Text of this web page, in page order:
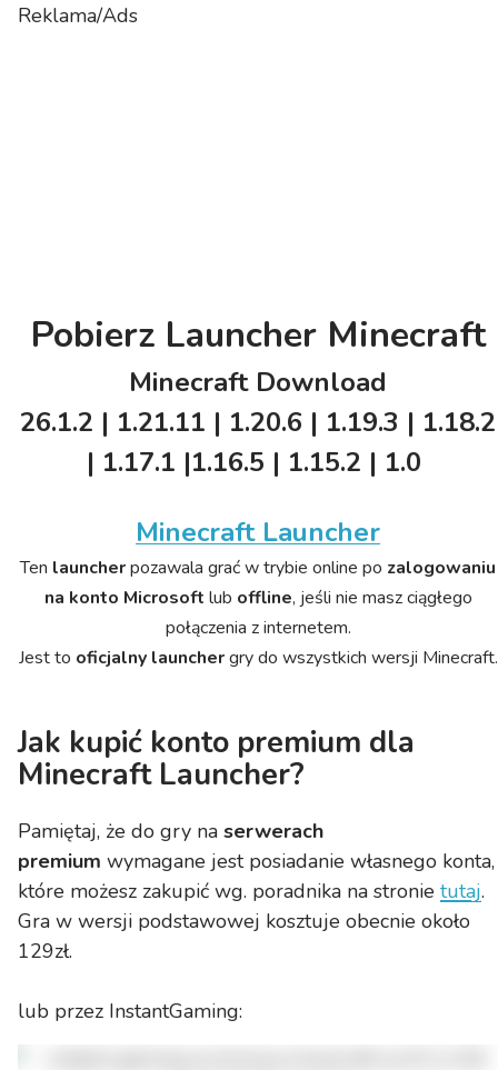
Reklama/Ads
Pobierz Launcher Minecraft
Minecraft Download
26.1.2 | 1.21.11 | 1.20.6 | 1.19.3 | 1.18.2
| 1.17.1 |1.16.5 | 1.15.2 | 1.0
Minecraft Launcher
Ten launcherpozawala grać w trybie online po zalogowaniu
na konto Microsoft lub offline, jeśli nie masz ciągłego
połączenia z internetem.
Jest to oficjalny launchergry do wszystkich wersji Minecraft.
Jak kupić konto premium dla
Minecraft Launcher?
Pamiętaj, że do gry na serwerach
premium wymagane jest posiadanie własnego konta,
które możesz zakupić wg. poradnika na stronie tutaj.
Gra w wersji podstawowej kosztuje obecnie około
129zł.
lub przez InstantGaming: